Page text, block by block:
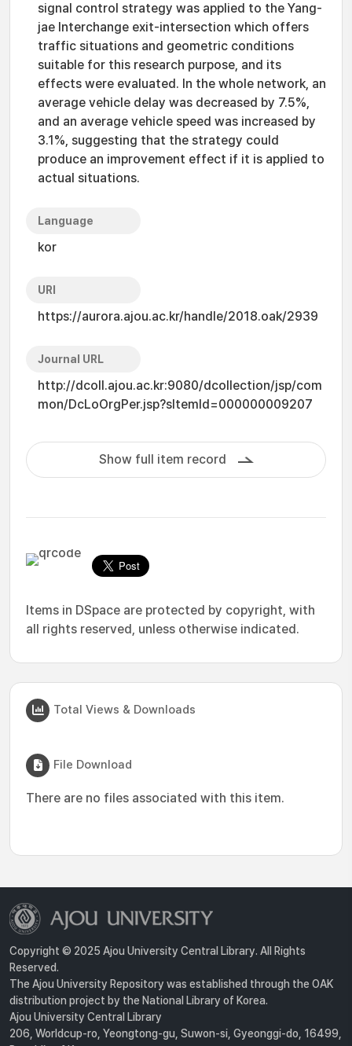
signal control strategy was applied to the Yang-
jae Interchange exit-intersection which offers
traffic situations and geometric conditions
suitable for this research purpose, and its
effects were evaluated. In the whole network, an
average vehicle delay was decreased by 7.5%,
and an average vehicle speed was increased by
3.1%, suggesting that the strategy could
produce an improvement effect if it is applied to
actual situations.
Language
kor
URI
https://aurora.ajou.ac.kr/handle/2018.oak/2939
Journal URL
http://dcoll.ajou.ac.kr:9080/dcollection/jsp/com
mon/DcLoOrgPer.jsp?sItemId=000000009207
Show full item record
Items in DSpace are protected by copyright, with
all rights reserved, unless otherwise indicated.
Total Views & Downloads
File Download
There are no files associated with this item.
Copyright © 2025 Ajou University Central Library. All Rights
Reserved.
The Ajou University Repository was established through the OAK
distribution project by the National Library of Korea.
Ajou University Central Library
206, Worldcup-ro, Yeongtong-gu, Suwon-si, Gyeonggi-do, 16499,